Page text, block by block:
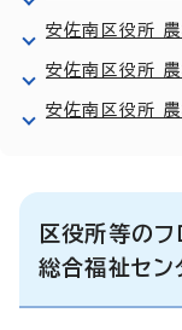
安佐南区役所
安佐南区役所
安佐南区役所
区役所等のフ
総合福祉セン